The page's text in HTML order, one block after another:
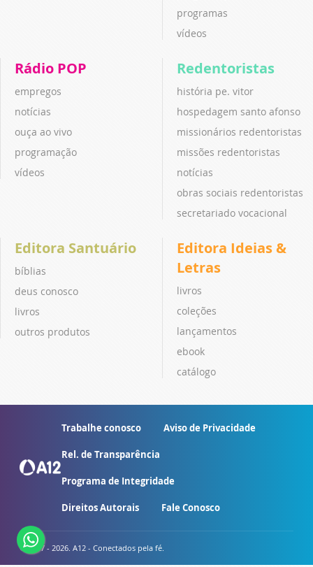
programas
vídeos
Rádio POP
empregos
notícias
ouça ao vivo
programação
vídeos
Redentoristas
história pe. vitor
hospedagem santo afonso
missionários redentoristas
missões redentoristas
notícias
obras sociais redentoristas
secretariado vocacional
Editora Santuário
bíblias
deus conosco
livros
outros produtos
Editora Ideias &
Letras
livros
coleções
lançamentos
ebook
catálogo
Trabalhe conosco Aviso de Privacidade
Rel. de Transparência
Programa de Integridade
Direitos Autorais Fale Conosco
© 2007 - 2026. A12 - Conectados pela fé.